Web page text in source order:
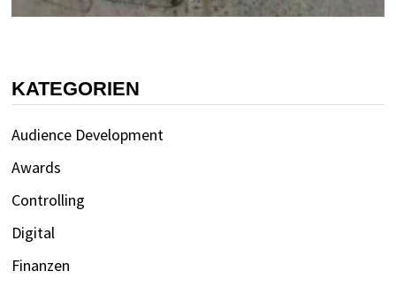
KATEGORIEN
Audience Development
Awards
Controlling
Digital
Finanzen